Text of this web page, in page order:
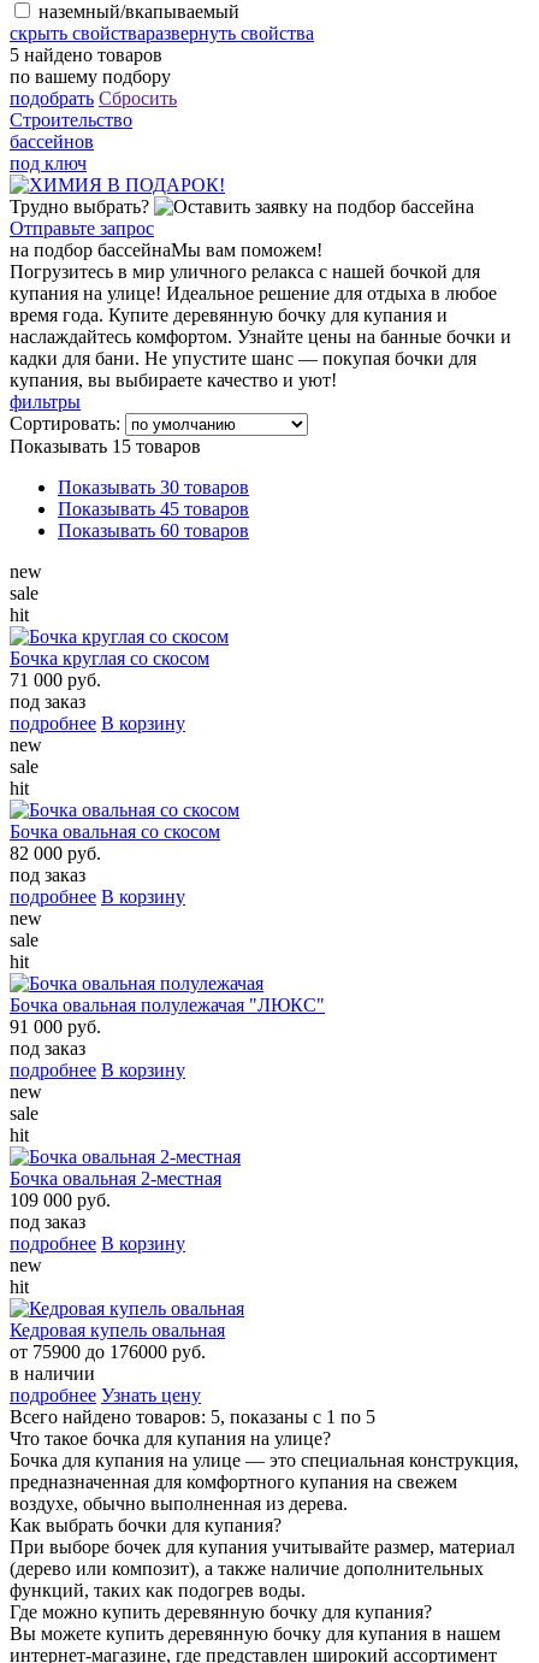
наземный/вкапываемый
скрыть свойстваразвернуть свойства
5 найдено товаров
по вашему подбору
подобрать Сбросить
Строительство
бассейнов
под ключ
Трудно выбрать?
Отправьте запрос
на подбор бассейнаМы вам поможем!
Погрузитесь в мир уличного релакса с нашей бочкой для
купания на улице! Идеальное решение для отдыха в любое
время года. Купите деревянную бочку для купания и
наслаждайтесь комфортом. Узнайте цены на банные бочки и
кадки для бани. Не упустите шанс — покупая бочки для
купания, вы выбираете качество и уют!
фильтры
Сортировать:
Показывать 15 товаров
Показывать 30 товаров
Показывать 45 товаров
Показывать 60 товаров
new
sale
hit
Бочка круглая со скосом
71 000 руб.
под заказ
подробнее В корзину
new
sale
hit
Бочка овальная со скосом
82 000 руб.
под заказ
подробнее В корзину
new
sale
hit
Бочка овальная полулежачая "ЛЮКС"
91 000 руб.
под заказ
подробнее В корзину
new
sale
hit
Бочка овальная 2-местная
109 000 руб.
под заказ
подробнее В корзину
new
hit
Кедровая купель овальная
от 75900 до 176000 руб.
в наличии
подробнее Узнать цену
Всего найдено товаров: 5, показаны с 1 по 5
Что такое бочка для купания на улице?
Бочка для купания на улице — это специальная конструкция,
предназначенная для комфортного купания на свежем
воздухе, обычно выполненная из дерева.
Как выбрать бочки для купания?
При выборе бочек для купания учитывайте размер, материал
(дерево или композит), а также наличие дополнительных
функций, таких как подогрев воды.
Где можно купить деревянную бочку для купания?
Вы можете купить деревянную бочку для купания в нашем
интернет-магазине, где представлен широкий ассортимент